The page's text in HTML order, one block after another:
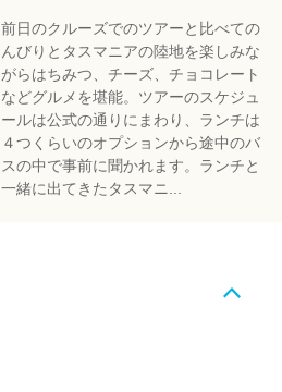
前日のクルーズでのツアーと比べての
んびりとタスマニアの陸地を楽しみな
がらはちみつ、チーズ、チョコレート
などグルメを堪能。ツアーのスケジュ
ールは公式の通りにまわり、ランチは
４つくらいのオプションから途中のバ
スの中で事前に聞かれます。ランチと
一緒に出てきたタスマニ...